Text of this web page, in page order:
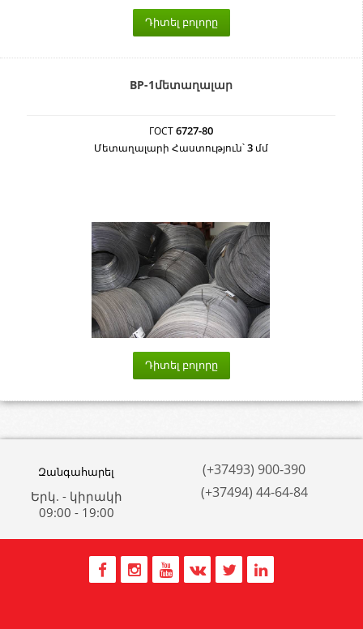
Դիտել բոլորը
ВР-1մետաղալար
ГОСТ6727-80
Մետաղալարի Հաստություն՝3 մմ
Դիտել բոլորը
Զանգահարել
Երկ. - կիրակի
09:00 - 19:00
(+37493) 900-390
(+37494) 44-64-84